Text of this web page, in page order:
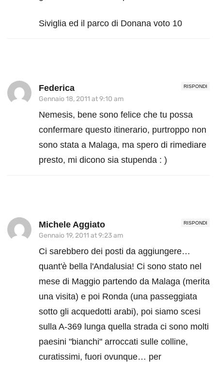
Siviglia ed il parco di Donana voto 10
RISPONDI
Federica
Gennaio 18, 2011 at 9:10 am
Nemesis, bene sono felice che tu possa
confermare questo itinerario, purtroppo non
sono stata a Malaga, ma spero di rimediare
presto, mi dicono sia stupenda : )
RISPONDI
Michele Aggiato
Gennaio 19, 2011 at 9:23 am
Ci sarebbero dei posti da aggiungere…
quant'è bella l'Andalusia! Ci sono stato nel
mese di Maggio partendo da Malaga (merita
una visita) e poi Ronda (una passeggiata
sotto gli acquedotti arabi), poi siamo scesi
sulla A-369 lunga quella strada ci sono molti
paesini "bianchi" arroccati sulle colline,
curatissimi, fuori ovunque… per